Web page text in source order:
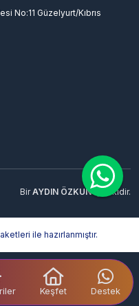
Keşfet Destek
No:11 Güzelyurt/Kıbrıs
BirAYDIN ÖZKUNİştirakidir.
ile hazırlanmıştır.